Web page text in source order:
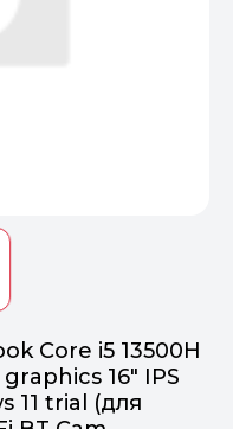
Core i5 13500H
16" IPS
11 trial (для